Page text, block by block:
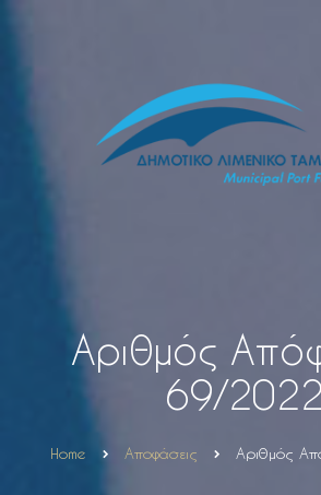
Αριθμός
69/2022
Home Αποφάσεις Αριθμός